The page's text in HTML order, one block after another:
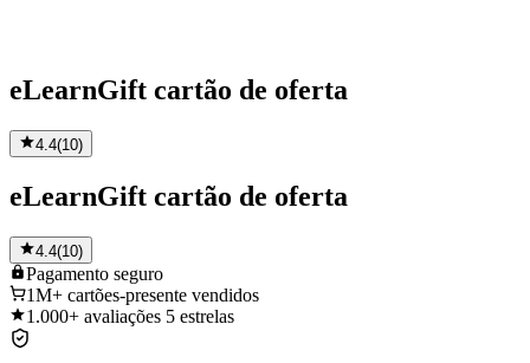
eLearnGift cartão de oferta
4.4(10)
eLearnGift cartão de oferta
4.4(10)
Pagamento seguro
1M+ cartões-presente vendidos
1.000+ avaliações 5 estrelas